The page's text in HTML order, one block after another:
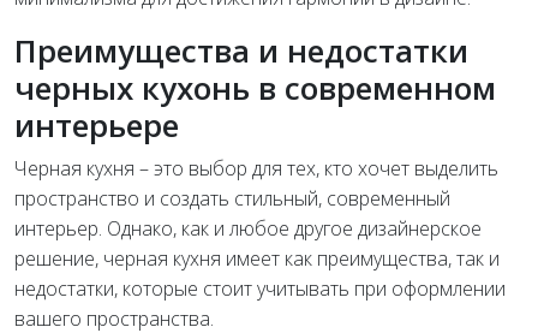
Преимущества и недостатки
черных кухонь в современном
интерьере
Черная кухня – это выбор для тех, кто хочет выделить
пространство и создать стильный, современный
интерьер. Однако, как и любое другое дизайнерское
решение, черная кухня имеет как преимущества, так и
недостатки, которые стоит учитывать при оформлении
вашего пространства.